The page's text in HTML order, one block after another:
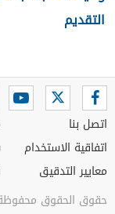
التقديم
اتصل بنا
اتفاقية الاستخدام
معايير التدقيق
حقوق الحقوق محفوظة © 2026 موقع